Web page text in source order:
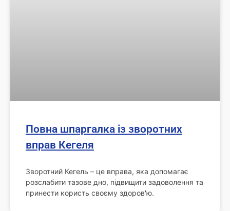
Повна шпаргалка із зворотних
вправ Кегеля
Зворотний Кегель – це вправа, яка допомагає
розслабити тазове дно, підвищити задоволення та
принести користь своєму здоров'ю.